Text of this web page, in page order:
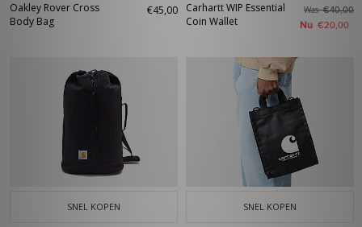
Oakley Rover Cross
Body Bag
€45,00
Carhartt WIP Essential
Coin Wallet
Was€40,00
Nu €20,00
SNEL KOPEN SNEL KOPEN